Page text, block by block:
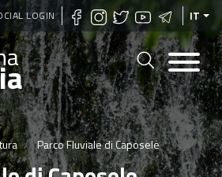
Salta
al
contenuto
principale
LOGIN IT
Parco Fluviale di Caposele